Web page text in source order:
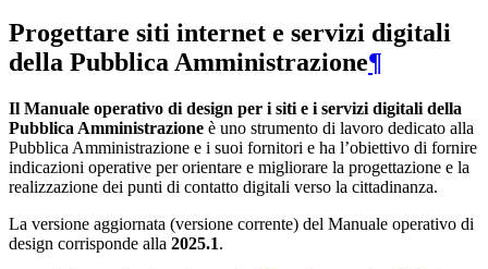
Progettare siti internet e servizi digitali
della Pubblica Amministrazione¶
Il Manuale operativo di design per i siti e i servizi digitali della
Pubblica Amministrazione è uno strumento di lavoro dedicato alla
Pubblica Amministrazione e i suoi fornitori e ha l’obiettivo di fornire
indicazioni operative per orientare e migliorare la progettazione e la
realizzazione dei punti di contatto digitali verso la cittadinanza.
La versione aggiornata (versione corrente) del Manuale operativo di
design corrisponde alla 2025.1.